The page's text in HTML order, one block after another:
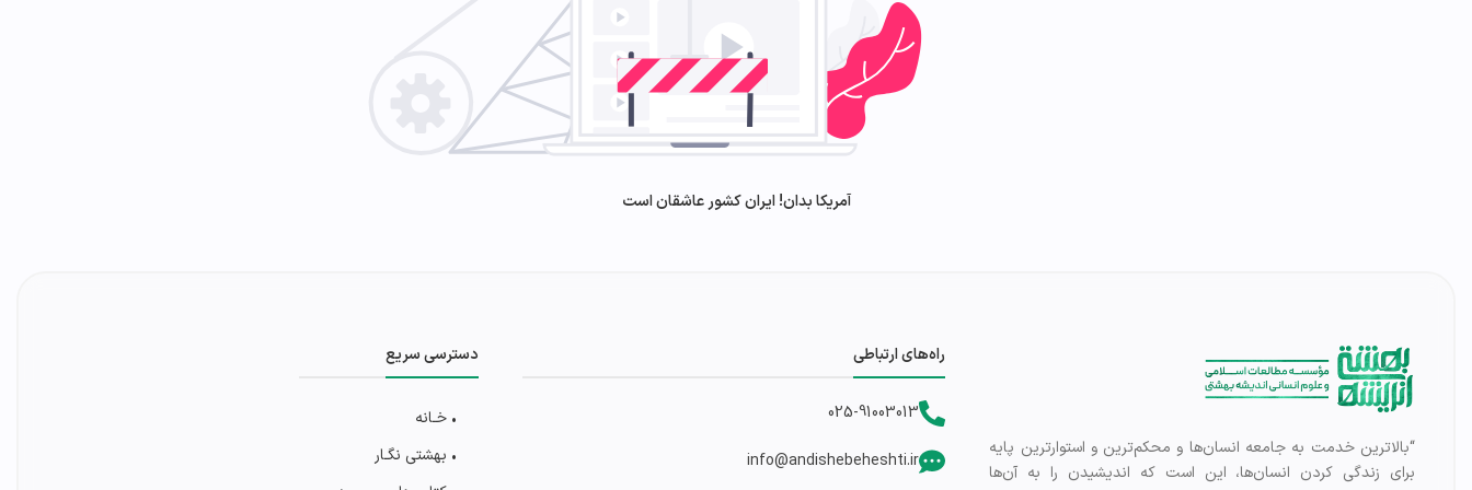
️آمریکا بدان! ایران کشور عاشقان است
“بالاترین خدمت به جامعه انسان‌ها و محکم‌ترین و استوارترین پایه
برای زندگی کردن انسان‌ها، این است که اندیشیدن را به آن‌ها
راه‌های ارتباطی
025-91003013
info@andishebeheshti.ir
دسترسی سریع
• خـانه
• بهشتی‌ نگـار